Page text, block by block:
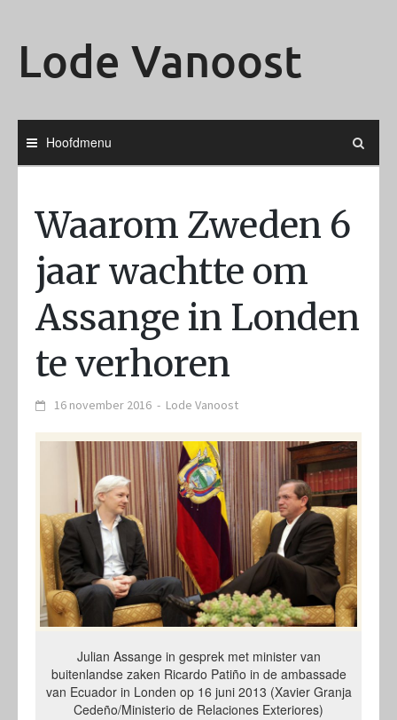
Lode Vanoost
Hoofdmenu
Waarom Zweden 6
jaar wachtte om
Assange in Londen
te verhoren
16 november 2016 - Lode Vanoost
Julian Assange in gesprek met minister van
buitenlandse zaken Ricardo Patiño in de ambassade
van Ecuador in Londen op 16 juni 2013 (Xavier Granja
Cedeño/Ministerio de Relaciones Exteriores)